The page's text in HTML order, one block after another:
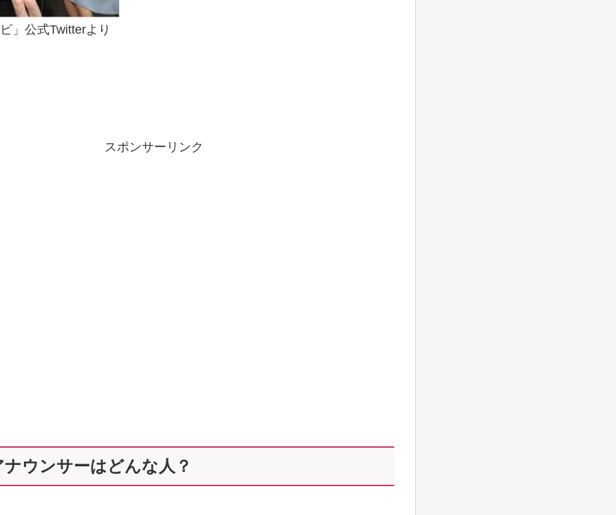
」公式Twitterより
スポンサーリンク
ウンサーはどんな人？